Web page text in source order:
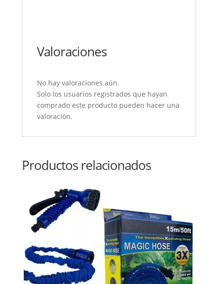
Valoraciones
No hay valoraciones aún.
Solo los usuarios registrados que hayan
comprado este producto pueden hacer una
valoración.
Productos relacionados